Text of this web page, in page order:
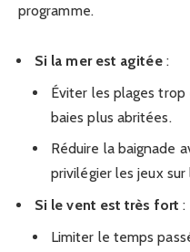
programme.
Si la mer est agitée:
Éviter les plages
baies plus abritées.
Réduire la baignade
privilégier les jeux sur
Si le vent est très fort :
Limiter le temps